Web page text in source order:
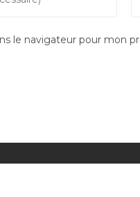
le navigateur pour mon